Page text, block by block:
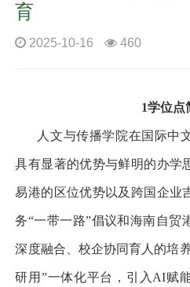
育
2025-10-16 460
1学位点
人文与传播学院在国际中
具有显著的优势与鲜明的办学
易港的区位优势以及跨国企业
务“一带一路”倡议和海南自贸
深度融合、校企协同育人的培
研用 ”一体化平台，引入 AI赋